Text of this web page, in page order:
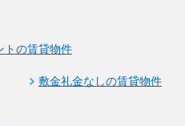
トの賃貸物件
敷金礼金なしの賃貸物件